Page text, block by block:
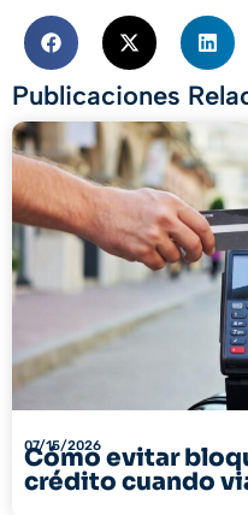
Publicaciones
07/15/2026
Cómo evitar
crédito cuando